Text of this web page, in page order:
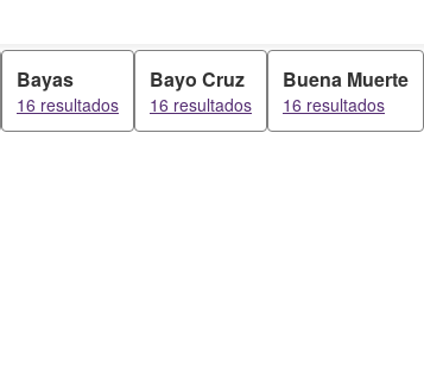
Bayas
16 resultados
Bayo Cruz
16 resultados
Buena Muerte
16 resultados